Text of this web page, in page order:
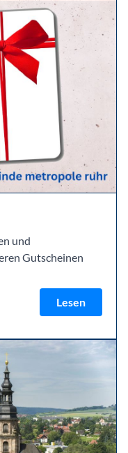
und
Gutscheinen
Lesen